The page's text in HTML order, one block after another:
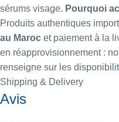
sérums visage. Pourquoi
Produits authentiques
au Maroc et paiement à la
en réapprovisionnement :
renseigne sur les
Shipping & Delivery
Avis